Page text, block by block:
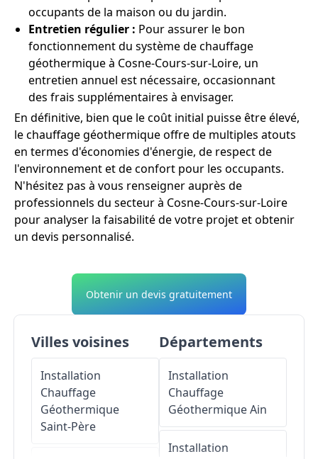
occupants de la maison ou du jardin.
Entretien régulier : Pour assurer le bon
fonctionnement du système de chauffage
géothermique à Cosne-Cours-sur-Loire, un
entretien annuel est nécessaire, occasionnant
des frais supplémentaires à envisager.
En définitive, bien que le coût initial puisse être élevé,
le chauffage géothermique offre de multiples atouts
en termes d'économies d'énergie, de respect de
l'environnement et de confort pour les occupants.
N'hésitez pas à vous renseigner auprès de
professionnels du secteur à Cosne-Cours-sur-Loire
pour analyser la faisabilité de votre projet et obtenir
un devis personnalisé.
Obtenir un devis gratuitement
Villes voisines
Installation
Chauffage
Géothermique
Saint-Père
Départements
Installation
Chauffage
GéothermiqueAin
Installation